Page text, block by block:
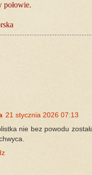
połowie.
21 stycznia 2026 07:13
nie bez powodu